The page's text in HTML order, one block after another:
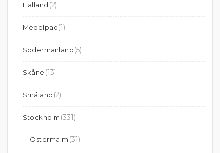
Halland (2)
Medelpad(1)
Södermanland(5)
Skåne (13)
Småland (2)
Stockholm (331)
Östermalm (31)